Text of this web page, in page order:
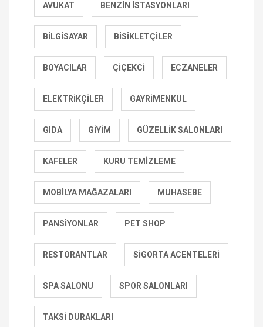
AVUKAT BENZIN İSTASYONLARI
BILGISAYAR BISIKLETÇILER
BOYACILAR ÇIÇEKCI ECZANELER
ELEKTRIKÇILER GAYRIMENKUL
GIDA GIYIM GÜZELLIK SALONLARI
KAFELER KURU TEMIZLEME
MOBILYA MAĞAZALARI MUHASEBE
PANSIYONLAR PET SHOP
RESTORANTLAR SIGORTA ACENTELERI
SPA SALONU SPOR SALONLARI
TAKSI DURAKLARI